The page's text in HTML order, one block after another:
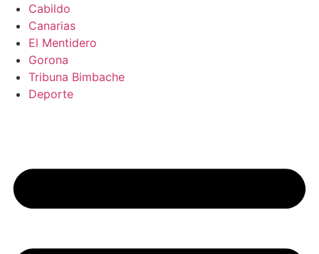
Cabildo
Canarias
El Mentidero
Gorona
Tribuna Bimbache
Deporte